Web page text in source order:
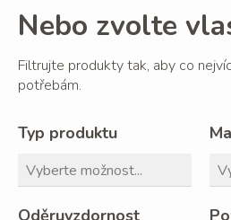
Nebo zvolte
Filtrujte produkty tak, aby co
potřebám.
Typ produktu
Oděruvzdornost